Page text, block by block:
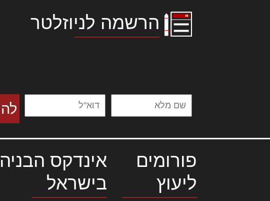
הרשמה לניוזלטר
פורומים
ליעוץ
אינדקס הבניה
בישראל